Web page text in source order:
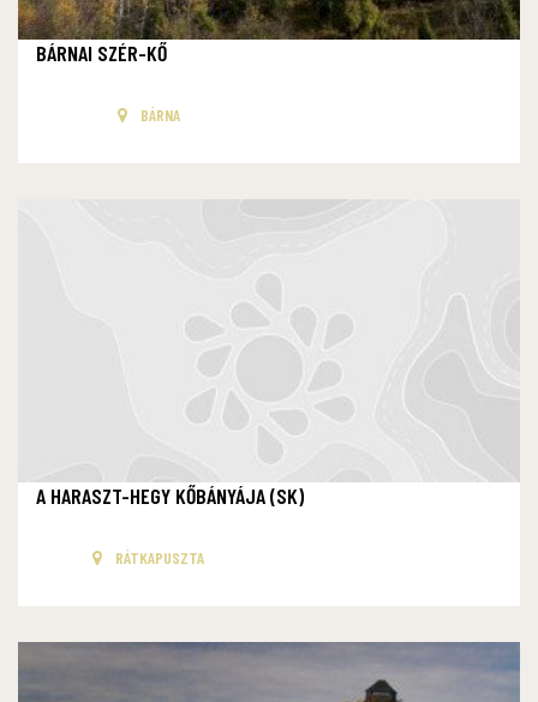
BÁRNAI SZÉR-KŐ
BÁRNA
A HARASZT-HEGY KŐBÁNYÁJA (SK)
RÁTKAPUSZTA